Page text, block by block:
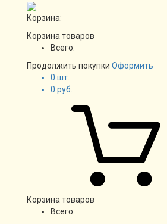
Корзина:
Корзина товаров
Всего:
Продолжить покупки Оформить
0 шт.
0 руб.
Корзина товаров
Всего: